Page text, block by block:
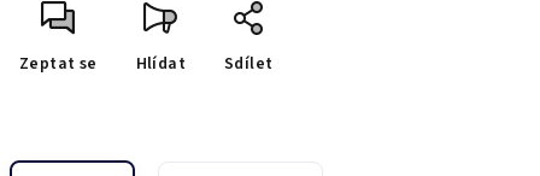
Zeptat se Hlídat Sdílet